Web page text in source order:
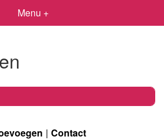
Menu +
Contact